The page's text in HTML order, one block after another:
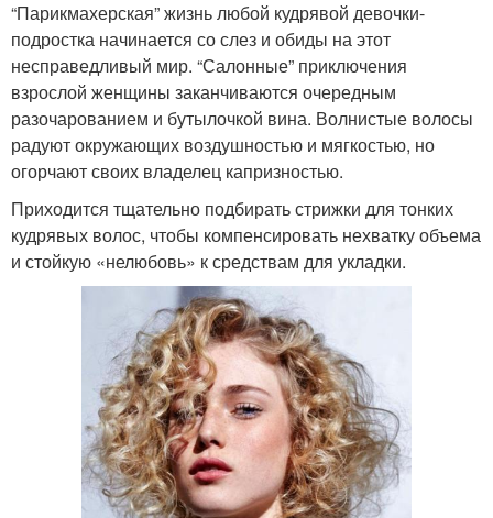
“Парикмахерская” жизнь любой кудрявой девочки-
подростка начинается со слез и обиды на этот
несправедливый мир. “Салонные” приключения
взрослой женщины заканчиваются очередным
разочарованием и бутылочкой вина. Волнистые волосы
радуют окружающих воздушностью и мягкостью, но
огорчают своих владелец капризностью.
Приходится тщательно подбирать стрижки для тонких
кудрявых волос, чтобы компенсировать нехватку объема
и стойкую «нелюбовь» к средствам для укладки.